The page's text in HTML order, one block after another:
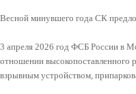
Весной минувшего года СК
3 апреля 2026 год ФСБ России в
отношении высокопоставленного
взрывным устройством,